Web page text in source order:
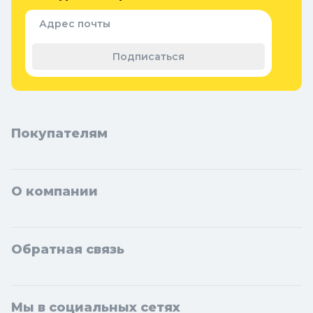
Семена и растения
Теплицы, парники и укрывной
Адрес почты
Подписаться
Покупателям
О компании
Обратная связь
Мы в социальных сетях